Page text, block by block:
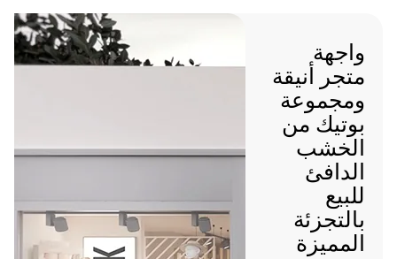
واجهة
متجر أنيقة
ومجموعة
بوتيك من
الخشب
الدافئ
للبيع
بالتجزئة
المميزة